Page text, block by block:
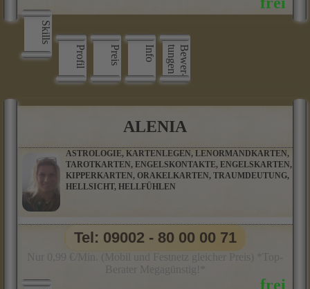
Skills
Profil
Preis Info B
e
w
e
r
­
t
u
n
g
e
n
ALENIA
ASTROLOGIE, KARTENLEGEN, LENORMANDKARTEN,
TAROTKARTEN, ENGELSKONTAKTE, ENGELSKARTEN,
KIPPERKARTEN, ORAKELKARTEN, TRAUMDEUTUNG,
HELLSICHT, HELLFÜHLEN
Tel: 09002 - 80 00 00 71